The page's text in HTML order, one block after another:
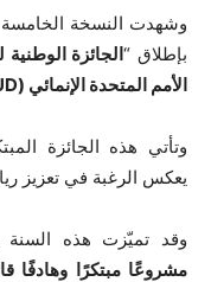
وشهدت النسخة الخامسة
بإطلاق “الجائزة الوطنية
الأمم المتحدة الإنمائي (PNUD) بتونس
وتأتي هذه الجائزة
يعكس الرغبة في تعزيز
وقد تميّزت هذه
مشروعًا مبتكرًا وهادفًا